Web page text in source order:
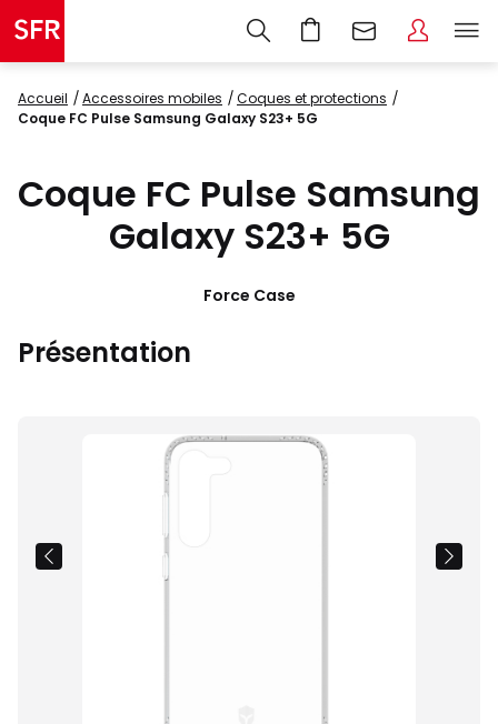
Accueil accessoires mobiles
coques et protections
Coque FC Pulse Samsung Galaxy S23+ 5G
Coque FC Pulse Samsung
Galaxy S23+ 5G
Force Case
Présentation
Images